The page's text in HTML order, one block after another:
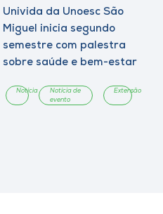
Univida da Unoesc São
Miguel inicia segundo
semestre com palestra
sobre saúde e bem-estar
Notícia
Notícia de
evento
Extensão